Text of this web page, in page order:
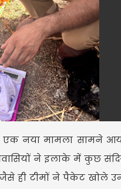
एक नया मामला सामने
ने इलाके में कुछ
ही टीमों ने पैकेट खोले
Updated